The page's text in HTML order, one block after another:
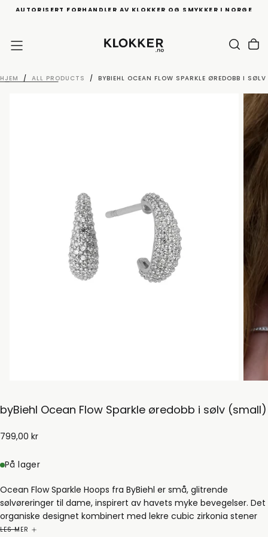
HOPP
AUTORISERT FORHANDLER AV KLOKKER OG SMYKKER I NORGE
HJEM / ALL PRODUCTS / BYBIEHL OCEAN FLOW SPARKLE ØREDOBB I
byBiehl Ocean Flow Sparkle øredobb i sølv (small)
799,00
Ordinær
799,00 kr
På lager
Ocean Flow Sparkle Hoops fra ByBiehl er små, glitrende
sølvøreringer til dame, inspirert av havets myke bevegelser. Det
organiske designet kombinert med lekre cubic zirkonia stener
gir øredobbene et luksuriøst og stilrent uttrykk, og passer
LES MER